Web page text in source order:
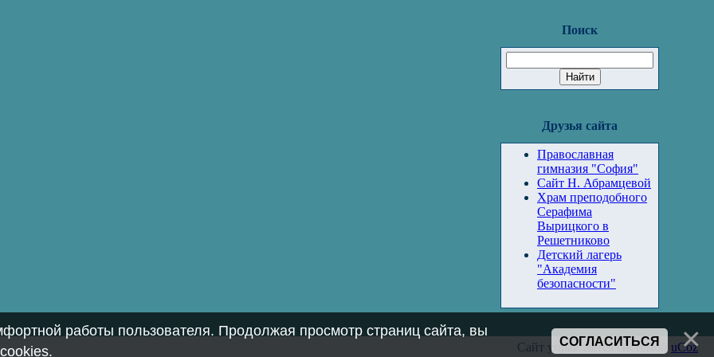
Поиск
Друзья сайта
Православная
гимназия "София"
Сайт Н. Абрамцевой
Храм преподобного
Серафима
Вырицкого в
Решетниково
Детский лагерь
"Академия
безопасности"
Сайт управляется системой uCoz
работы пользователя. Продолжая просмотр страниц сайта, вы
.
СОГЛАСИТЬСЯ